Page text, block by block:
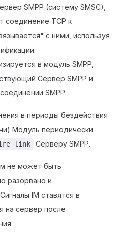
SMPP (систему SMSC),
соединение TCP к
с ними, используя
в модуль SMPP,
Сервер SMPP и
SMPP.
в периоды бездействия
Модуль периодически
Серверу SMPP.
не может быть
разорвано и
IM ставятся в
на сервер после